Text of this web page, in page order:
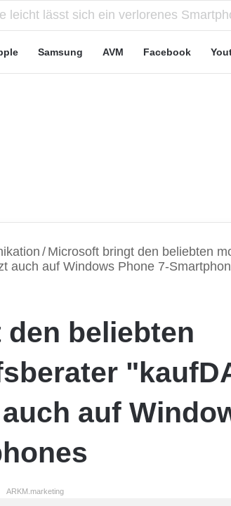
Leute“-Tarife: Marketing-Trick oder
Samsung AVM Facebook
/ Microsoft bringt den beliebten
auch auf Windows Phone 7-
beliebten
auf
ARKM.marketing